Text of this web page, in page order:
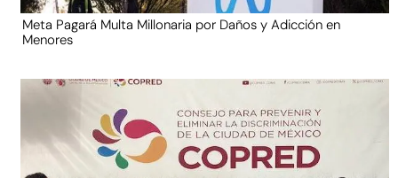
Meta Pagará Multa Millonaria por Daños y Adicción en
Menores